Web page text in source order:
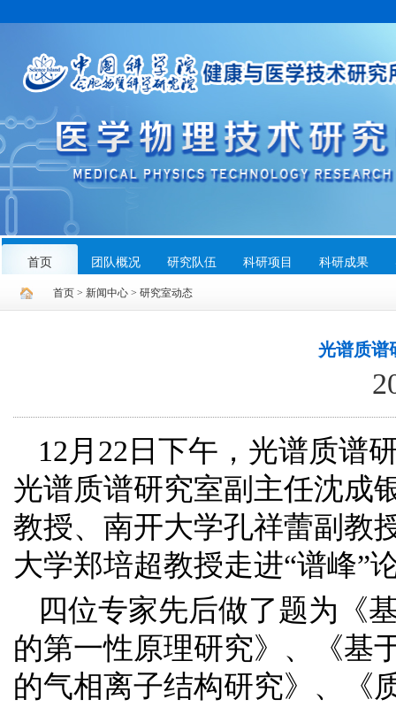
首页 团队概况 研究队伍 科研项目 科研成果
首页 团队概况 研究队伍 科研项目 科研成果
首页 > 新闻中心 > 研究室动态
光谱质谱
12月 22 日下午，光谱质谱
光谱质谱研究室副主任沈成
教授、南开大学孔祥蕾副教
大学郑培超教授走进“谱峰”
四位专家先后做了题为《
的第一性原理研究》 、《基
的气相离子结构研究》、《